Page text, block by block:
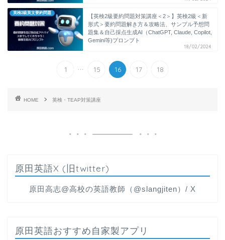
英検2級英文要約問題
【英検2級要約問題対策講座＜2＞】英検2級＜新
形式＞要約問題解き方＆攻略法、サンプル予想問
題集＆自己採点生成AI（ChatGPT, Claude, Copilot,
Gemini等)プロンプト
18/02/2024
1 ... 15 16 17 18
HOME 英検・TEAP対策講座
原田英語X (旧twitter)
原田高志@高校の英語教師（@slangjiten）/ X
原田英語おすすめ自家製アプリ